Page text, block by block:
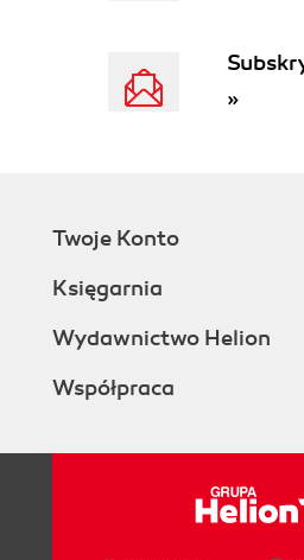
»
Twoje Konto
Księgarnia
Wydawnictwo Helion
Współpraca